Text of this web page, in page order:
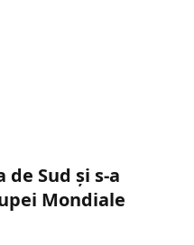
Sud și s-a
Mondiale